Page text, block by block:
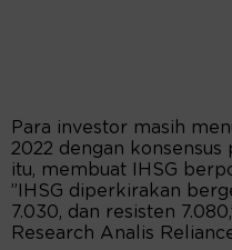
Para investor masih
2022 dengan konsensus
itu, membuat IHSG
”IHSG diperkirakan
7.030, dan resisten
Research Analis